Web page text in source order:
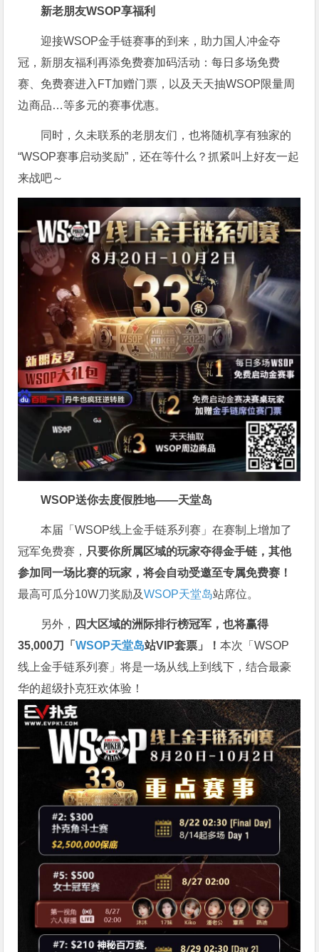
新老朋友WSOP享福利
迎接WSOP金手链赛事的到来，助力国人冲金夺
冠，新朋友福利再添免费赛加码活动：每日多场免费
赛、免费赛进入FT加赠门票，以及天天抽WSOP限量周
边商品…等多元的赛事优惠。
同时，久未联系的老朋友们，也将随机享有独家的
“WSOP赛事启动奖励”，还在等什么？抓紧叫上好友一起
来战吧～
WSOP送你去度假胜地——天堂岛
本届「WSOP线上金手链系列赛」在赛制上增加了
冠军免费赛， 只要你所属区域的玩家夺得金手链，其他
参加同一场比赛的玩家，将会自动受邀至专属免费赛！
最高可瓜分10W刀奖励及WSOP天堂岛站席位。
另外， 四大区域的洲际排行榜冠军，也将赢得
35,000刀「WSOP天堂岛站VIP套票」！本次「WSOP
线上金手链系列赛」将是一场从线上到线下，结合最豪
华的超级扑克狂欢体验！